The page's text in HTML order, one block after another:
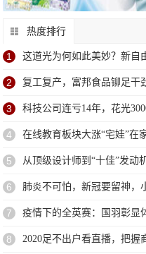
热度排行
1 这道光为何如此美妙？新自
2 复工复产，富邦食品铆足干
3 科技公司连亏14年，花光
4 在线教育板块大涨“宅娃”在
5 从顶级设计师到“十佳”发动
6 肺炎不可怕，新冠要留神，
7 疫情下的全英赛：国羽彰显
8 2020足不出户看直播，把握